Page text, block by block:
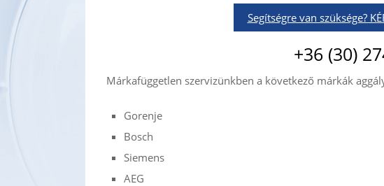
Segítségre van szüksége?
+36 (30)
Márkafüggetlen szervizünkben a következő márkák
Gorenje
Bosch
Siemens
AEG